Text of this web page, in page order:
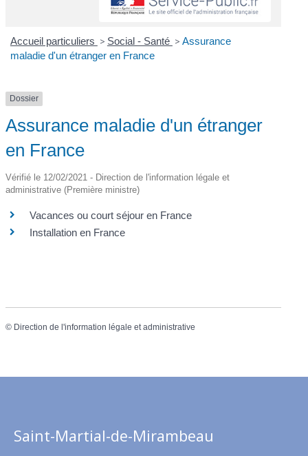
Accueil particuliers > Social - Santé > Assurance
maladie d'un étranger en France
Dossier
Assurance maladie d'un étranger
en France
Vérifié le 12/02/2021 - Direction de l'information légale et
administrative (Première ministre)
Vacances ou court séjour en France
Installation en France
© Direction de l'information légale et administrative
Saint-Martial-de-Mirambeau